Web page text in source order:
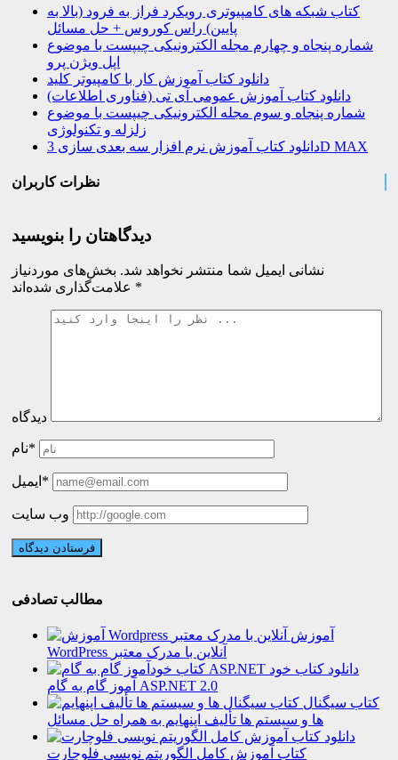
کتاب شبکه های کامپیوتری رویکرد فراز به فرود (بالا به
پایین) راس کوروس + حل مسائل
شماره پنجاه و چهارم مجله الکترونیکی چیپست با موضوع
اپل ویژن پرو
دانلود کتاب آموزش کار با کامپیوتر کلید
دانلود کتاب آموزش عمومی آی تی (فناوری اطلاعات)
شماره پنجاه و سوم مجله الکترونیکی چیپست با موضوع
زلزله و تکنولوژی
دانلود کتاب آموزش نرم افزار سه بعدی سازی 3D MAX
نظرات کاربران
دیدگاهتان را بنویسید
نشانی ایمیل شما منتشر نخواهد شد. بخش‌های موردنیاز
*
دیدگاه
نام*
ایمیل*
وب سایت
مطالب تصادفی
آموزش
WordPress آنلاین با مدرک معتبر
دانلود کتاب خود
آموز گام به گام ASP.NET 2.0
کتاب سیگنال
ها و سیستم ها تألیف اپنهایم به همراه حل مسائل
دانلود
کتاب آموزش کامل الگوریتم نویسی فلوچارت